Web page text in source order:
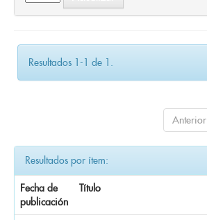
Resultados 1-1 de 1.
Anterior
Resultados por ítem:
Fecha de
publicación
Título